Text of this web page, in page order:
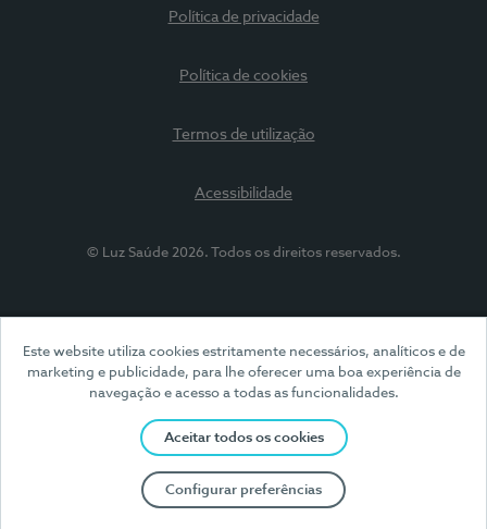
Este website utiliza cookies estritamente necessários, analíticos e de
marketing e publicidade, para lhe oferecer uma boa experiência de
navegação e acesso a todas as funcionalidades.
Aceitar todos os cookies
Configurar preferências
Política de privacidade
Política de cookies
Termos de utilização
Acessibilidade
© Luz Saúde 2026. Todos os direitos reservados.